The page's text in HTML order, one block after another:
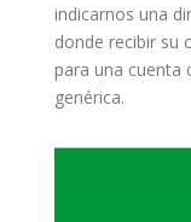
indicarnos una
donde recibir su
para una cuenta
genérica.